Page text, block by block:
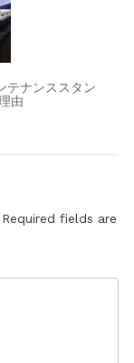
テナンススタン
由
fields are